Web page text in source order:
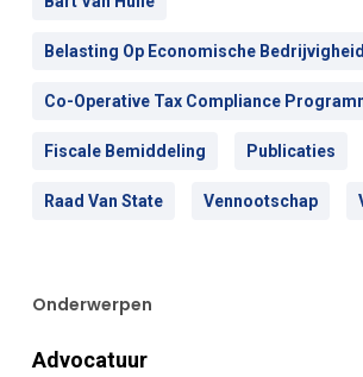
Belasting Op Economische Bedrijvigheid
Co-Operative Tax Compliance
Fiscale Bemiddeling Publicaties
Raad Van State Vennootschap
Onderwerpen
Advocatuur